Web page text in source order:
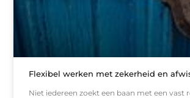
Flexibel werken met zekerheid en
Niet iedereen zoekt een baan met een vast